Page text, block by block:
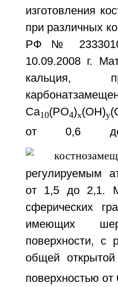
изготовления
при различных
РФ №
10.09.2008 г.
кальция,
Ca10(PO4)х(ОН)y
от 0,6
регулируемым
от 1,5 до 2,1.
сферических
имеющих
поверхности,
общей
поверхностью